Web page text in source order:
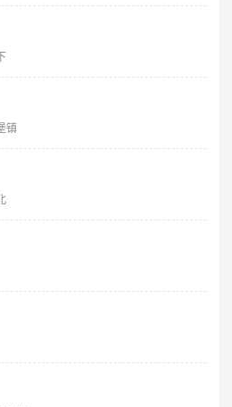
镇